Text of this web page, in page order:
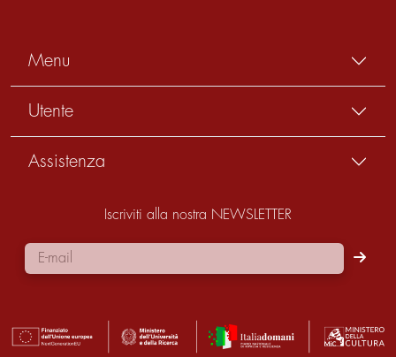
Menu
Utente
Assistenza
Iscriviti alla nostra NEWSLETTER